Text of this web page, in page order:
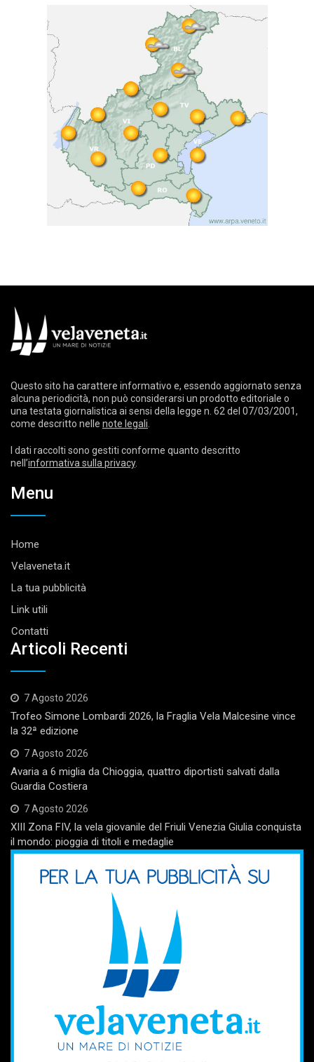
Questo sito ha carattere informativo e, essendo aggiornato senza
alcuna periodicità, non può considerarsi un prodotto editoriale o
una testata giornalistica ai sensi della legge n. 62 del 07/03/2001,
come descritto nelle note legali
I dati raccolti sono gestiti conforme quanto descritto
nell’informativa sulla privacy.
Menu
Home
Velaveneta.it
La tua pubblicità
Link utili
Contatti
Articoli Recenti
7 Agosto 2026
Trofeo Simone Lombardi 2026, la Fraglia Vela Malcesine vince
la 32ª edizione
7 Agosto 2026
Avaria a 6 miglia da Chioggia, quattro diportisti salvati dalla
Guardia Costiera
7 Agosto 2026
XIII Zona FIV, la vela giovanile del Friuli Venezia Giulia conquista
il mondo: pioggia di titoli e medaglie